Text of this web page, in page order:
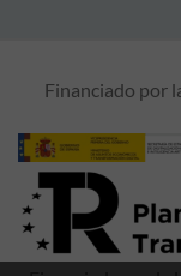
Financiado por